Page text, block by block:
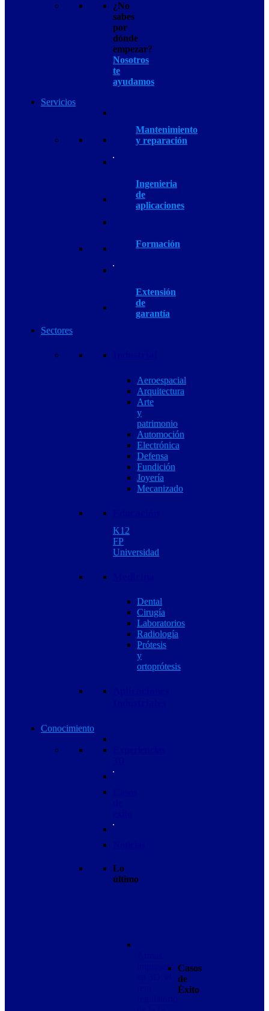
¿No
sabes
por
dónde
empezar?
Nosotros
te
ayudamos
Servicios
Mantenimiento
y reparación
Ingenieria
de
aplicaciones
Formación
Extensión
de
garantía
Sectores
Aeroespacial
Arquitectura
Arte
y
patrimonio
Automoción
Electrónica
Defensa
Fundición
Joyería
Mecanizado
K12
FP
Universidad
Dental
Cirugía
Laboratorios
Radiología
Prótesis
y
ortoprótesis
Conocimiento
Lo
último
impresas
Casos
de
Éxito